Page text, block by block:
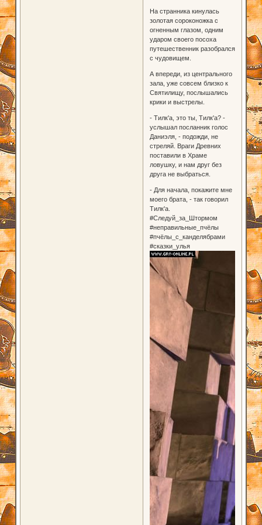
На странника кинулась
золотая сороконожка с
огненным глазом, одним
ударом своего посоха
путешественник разобрался
с чудовищем.
А впереди, из центрального
зала, уже совсем близко к
Святилищу, послышались
крики и выстрелы.
- Тилк'а, это ты, Тилк'а? -
услышал посланник голос
Даниэля, - подожди, не
стреляй. Враги Древних
поставили в Храме
ловушку, и нам друг без
друга не выбраться.
- Для начала, покажите мне
моего брата, - так говорил
Тилк'а.
#Следуй_за_Штормом
#неправильные_пчёлы
#пчёлы_с_канделябрами
#сказки_улья